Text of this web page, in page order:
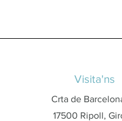
Visita'ns
Crta de
17500 Ripoll,